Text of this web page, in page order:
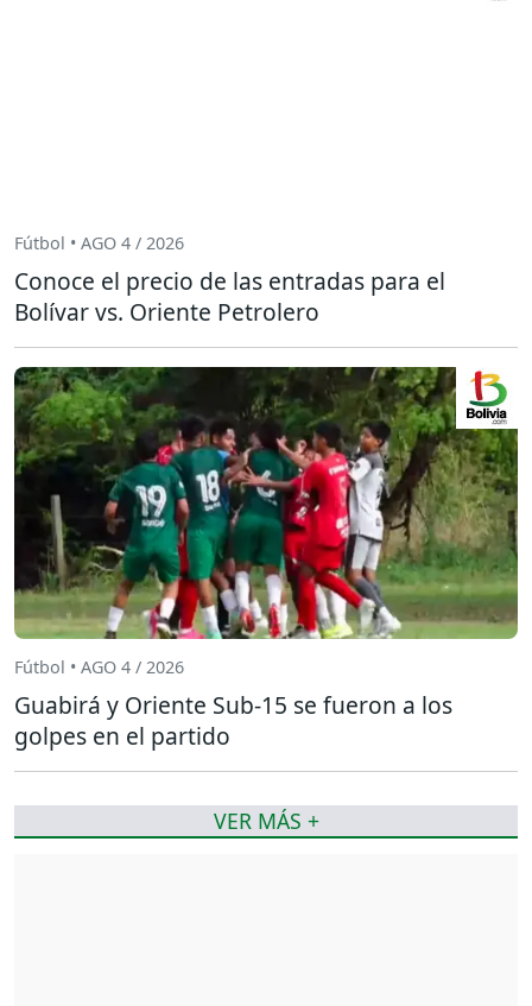
Fútbol • AGO 4 / 2026
Conoce el precio de las entradas para el
Bolívar vs. Oriente Petrolero
Fútbol • AGO 4 / 2026
Guabirá y Oriente Sub-15 se fueron a los
golpes en el partido
VER MÁS +